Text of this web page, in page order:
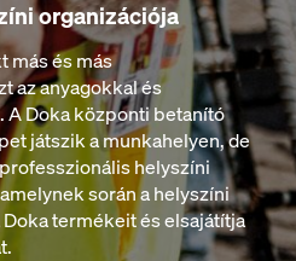
organizációja
más és más
az anyagokkal és
A Doka központi betanító
játszik a munkahelyen, de
helyszíni
során a helyszíni
termékeit és elsajátítja